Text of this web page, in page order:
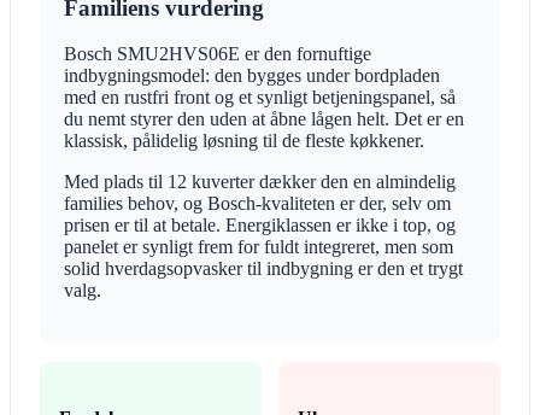
Familiens vurdering
Bosch SMU2HVS06E er den fornuftige
indbygningsmodel: den bygges under bordpladen
med en rustfri front og et synligt betjeningspanel, så
du nemt styrer den uden at åbne lågen helt. Det er en
klassisk, pålidelig løsning til de fleste køkkener.
Med plads til 12 kuverter dækker den en almindelig
families behov, og Bosch-kvaliteten er der, selv om
prisen er til at betale. Energiklassen er ikke i top, og
panelet er synligt frem for fuldt integreret, men som
solid hverdagsopvasker til indbygning er den et trygt
valg.